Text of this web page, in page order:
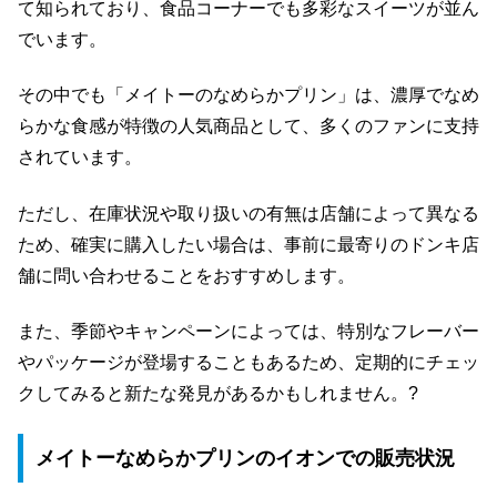
て知られており、食品コーナーでも多彩なスイーツが並ん
でいます。
その中でも「メイトーのなめらかプリン」は、濃厚でなめ
らかな食感が特徴の人気商品として、多くのファンに支持
されています。
ただし、在庫状況や取り扱いの有無は店舗によって異なる
ため、確実に購入したい場合は、事前に最寄りのドンキ店
舗に問い合わせることをおすすめします。
また、季節やキャンペーンによっては、特別なフレーバー
やパッケージが登場することもあるため、定期的にチェッ
クしてみると新たな発見があるかもしれません。?
メイトーなめらかプリンのイオンでの販売状況